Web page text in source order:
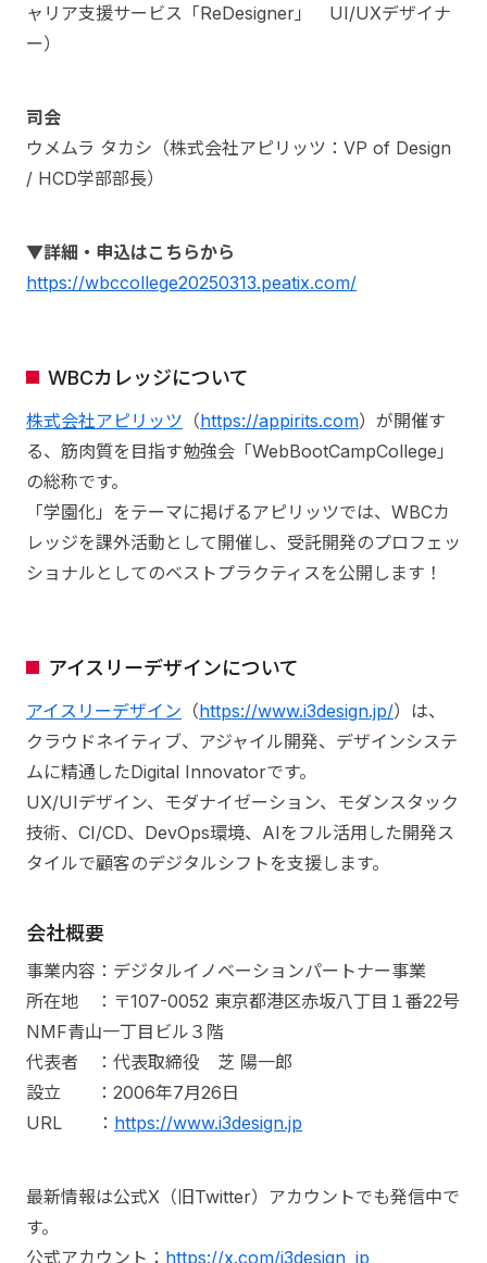
ャリア支援サービス「ReDesigner」 UI/UXデザイナ
ー）
司会
ウメムラ タカシ（株式会社アピリッツ：VP of Design
/ HCD学部部長）
▼詳細・申込はこちらから
https://wbccollege20250313.peatix.com/
WBCカレッジについて
株式会社アピリッツ （https://appirits.com）が開催す
る、筋肉質を目指す勉強会「WebBootCampCollege」
の総称です。
「学園化」をテーマに掲げるアピリッツでは、WBCカ
レッジを課外活動として開催し、受託開発のプロフェッ
ショナルとしてのベストプラクティスを公開します！
アイスリーデザインについて
アイスリーデザイン （https://www.i3design.jp/）は、
クラウドネイティブ、アジャイル開発、デザインシステ
ムに精通したDigital Innovatorです。
UX/UIデザイン、モダナイゼーション、モダンスタック
技術、CI/CD、DevOps環境、AIをフル活用した開発ス
タイルで顧客のデジタルシフトを支援します。
会社概要
事業内容：デジタルイノベーションパートナー事業
所在地 ：〒107-0052 東京都港区赤坂八丁目１番22号
NMF青山一丁目ビル３階
代表者 ：代表取締役 芝 陽一郎
設立 ：2006年7月26日
URL ： https://www.i3design.jp
最新情報は公式X（旧Twitter）アカウントでも発信中で
す。
公式アカウント： https://x.com/i3design_jp